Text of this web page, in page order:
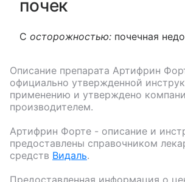
почек
С осторожностью: почечная
Описание препарата Артифрин
официально утвержденной
применению и утверждено
производителем.
Артифрин Форте - описание и
предоставлены справочником
средств Видаль.